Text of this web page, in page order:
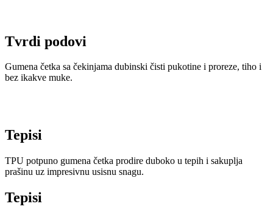
Tvrdi podovi
Gumena četka sa čekinjama dubinski čisti pukotine i proreze, tiho i
bez ikakve muke.
Tepisi
TPU potpuno gumena četka prodire duboko u tepih i sakuplja
prašinu uz impresivnu usisnu snagu.
Tepisi